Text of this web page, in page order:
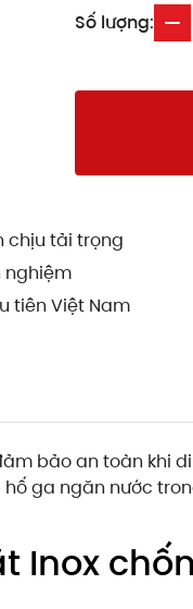
Số lượng:
chịu tải trọng
nghiệm
tiên Việt Nam
bảo an toàn khi
ga ngăn nước
Inox